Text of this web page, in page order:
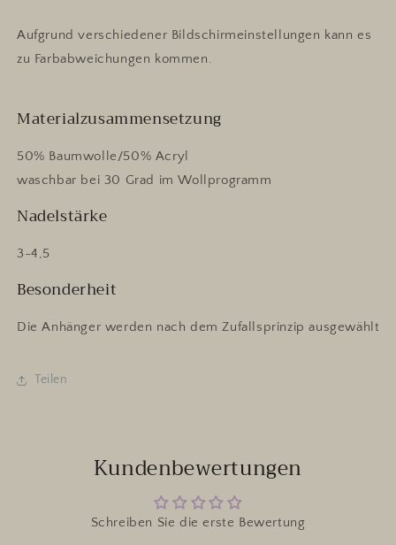
Aufgrund verschiedener Bildschirmeinstellungen kann es
zu Farbabweichungen kommen.
Materialzusammensetzung
50% Baumwolle/50% Acryl
waschbar bei 30 Grad im Wollprogramm
Nadelstärke
3-4,5
Besonderheit
Die Anhänger werden nach dem Zufallsprinzip ausgewählt
Teilen
Kundenbewertungen
Schreiben Sie die erste Bewertung